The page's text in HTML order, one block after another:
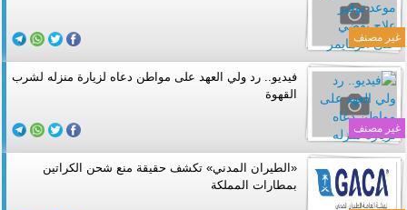
غير مصنف
غير مصنف
فيديو.. رد ولي العهد على مواطن دعاه لزيارة منزله لشرب
القهوة
«الطيران المدني» تكشف حقيقة منع شحن الكراتين
بمطارات المملكة